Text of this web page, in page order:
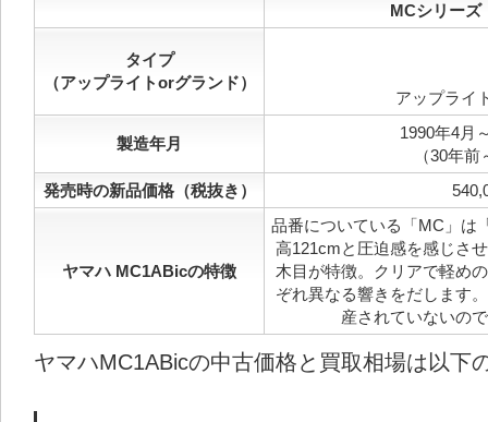
MCシリー
タイプ
（アップライトorグランド）
アップライ
製造年月
1990年4月
（30年
発売時の新品価格（税抜き）
ヤマハ MC1ABicの特徴
品番についている「MC」は
高121cmと圧迫感を感じさ
木目が特徴。クリアで軽め
ぞれ異なる響きをだします
産されていないの
ヤマハMC1ABicの中古価格と買取相場は以下